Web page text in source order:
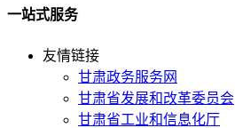
一站式服务
友情链接
甘肃政务服务网
甘肃省发展和改革委员会
甘肃省工业和信息化厅